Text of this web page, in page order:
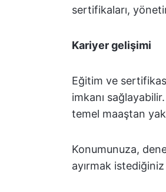
sertifikaları,
Kariyer gelişimi
Eğitim ve
imkanı sağlayabilir.
temel maaştan
Konumunuza,
ayırmak